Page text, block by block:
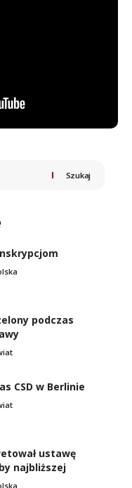
Szukaj
podczas
CSD w Berlinie
ustawę
najbliższej